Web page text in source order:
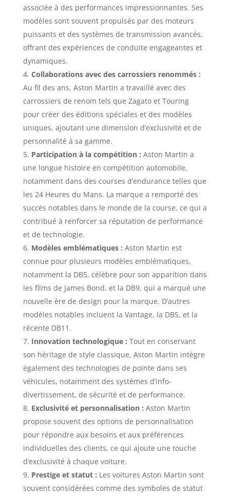
associée à des performances impressionnantes. Ses
modèles sont souvent propulsés par des moteurs
puissants et des systèmes de transmission avancés,
offrant des expériences de conduite engageantes et
dynamiques.
Collaborations avec des carrossiers renommés :
Au fil des ans, Aston Martin a travaillé avec des
carrossiers de renom tels que Zagato et Touring
pour créer des éditions spéciales et des modèles
uniques, ajoutant une dimension d’exclusivité et de
personnalité à sa gamme.
Participation à la compétition : Aston Martin a
une longue histoire en compétition automobile,
notamment dans des courses d’endurance telles que
les 24 Heures du Mans. La marque a remporté des
succès notables dans le monde de la course, ce qui a
contribué à renforcer sa réputation de performance
et de technologie.
Modèles emblématiques : Aston Martin est
connue pour plusieurs modèles emblématiques,
notamment la DB5, célèbre pour son apparition dans
les films de James Bond, et la DB9, qui a marqué une
nouvelle ère de design pour la marque. D’autres
modèles notables incluent la Vantage, la DBS, et la
récente DB11.
Innovation technologique : Tout en conservant
son héritage de style classique, Aston Martin intègre
également des technologies de pointe dans ses
véhicules, notamment des systèmes d’info-
divertissement, de sécurité et de performance.
Exclusivité et personnalisation : Aston Martin
propose souvent des options de personnalisation
pour répondre aux besoins et aux préférences
individuelles des clients, ce qui ajoute une touche
d’exclusivité à chaque voiture.
Prestige et statut : Les voitures Aston Martin sont
souvent considérées comme des symboles de statut